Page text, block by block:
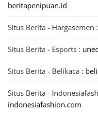
beritapenipuan.id
Situs Berita - Hargasemen :
Situs Berita - Esports :
Situs Berita - Belikaca :
Situs Berita -
indonesiafashion.com